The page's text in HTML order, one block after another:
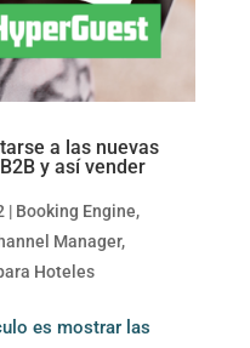
a las nuevas
y así vender
| Booking Engine,
Manager,
Hoteles
es mostrar las